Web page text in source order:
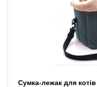
Сумка-лежак для